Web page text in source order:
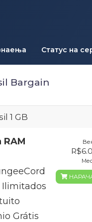
Статус на
Bargain
1 GB
RAM
Grátis